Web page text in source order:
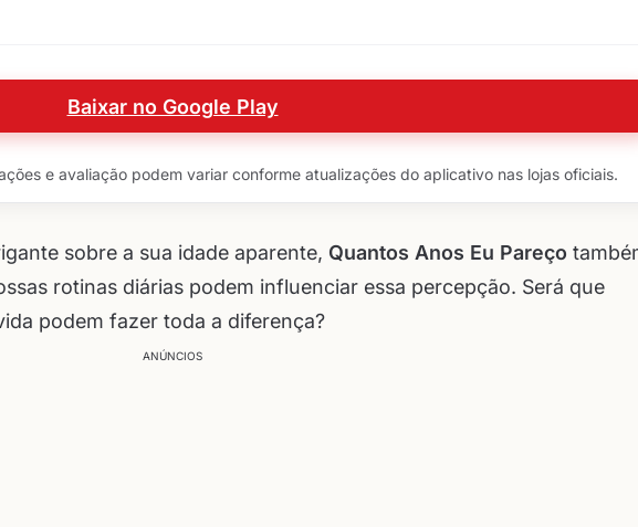
Baixar no Google Play
e avaliação podem variar conforme atualizações do aplicativo nas lojas oficiais.
sobre a sua idade aparente, Quantos Anos Eu Pareço
rotinas diárias podem influenciar essa percepção. Será que
podem fazer toda a diferença?
ANÚNCIOS